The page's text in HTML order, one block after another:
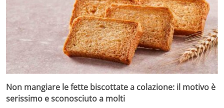
Non mangiare le fette biscottate a colazione: il motivo è
serissimo e sconosciuto a molti